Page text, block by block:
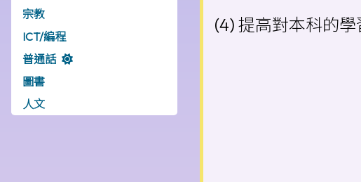
宗教
ICT/編程
普通話
圖書
人文
(4) 提高對本科的